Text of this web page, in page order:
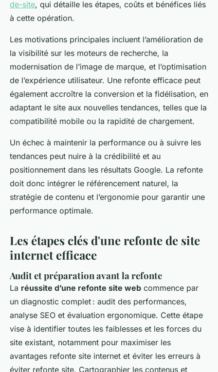
de-site, qui détaille les étapes, coûts et bénéfices liés
à cette opération.
Les motivations principales incluent l’amélioration de
la visibilité sur les moteurs de recherche, la
modernisation de l’image de marque, et l’optimisation
de l’expérience utilisateur. Une refonte efficace peut
également accroître la conversion et la fidélisation, en
adaptant le site aux nouvelles tendances, telles que la
compatibilité mobile ou la rapidité de chargement.
Un échec à maintenir la performance ou à suivre les
tendances peut nuire à la crédibilité et au
positionnement dans les résultats Google. La refonte
doit donc intégrer le référencement naturel, la
stratégie de contenu et l’ergonomie pour garantir une
performance optimale.
Les étapes clés d'une refonte de site
internet efficace
Audit et préparation avant la refonte
La réussite d’une refonte site web commence par
un diagnostic complet : audit des performances,
analyse SEO et évaluation ergonomique. Cette étape
vise à identifier toutes les faiblesses et les forces du
site existant, notamment pour maximiser les
avantages refonte site internet et éviter les erreurs à
éviter refonte site. Cartographier les contenus et